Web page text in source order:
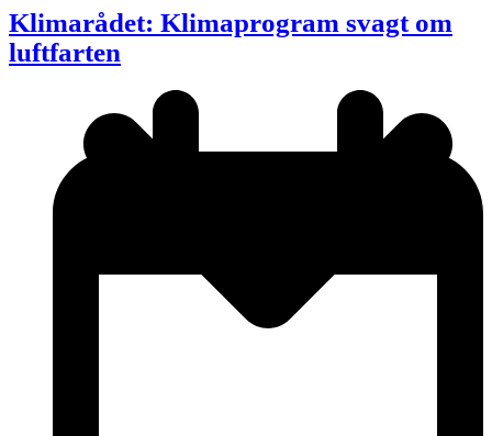
Klimarådet: Klimaprogram svagt om
luftfarten